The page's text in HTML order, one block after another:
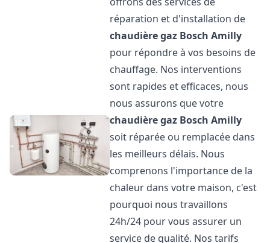
réparation et d'installation de
chaudière gaz Bosch Amilly
pour répondre à vos besoins de
chauffage. Nos interventions
sont rapides et efficaces, nous
nous assurons que votre
chaudière gaz Bosch Amilly
soit réparée ou remplacée dans
les meilleurs délais. Nous
comprenons l'importance de la
chaleur dans votre maison, c'est
pourquoi nous travaillons
24h/24 pour vous assurer un
service de qualité. Nos tarifs